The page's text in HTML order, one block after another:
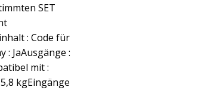
SET
: Code für
: JaAusgänge :
mit :
kgEingänge